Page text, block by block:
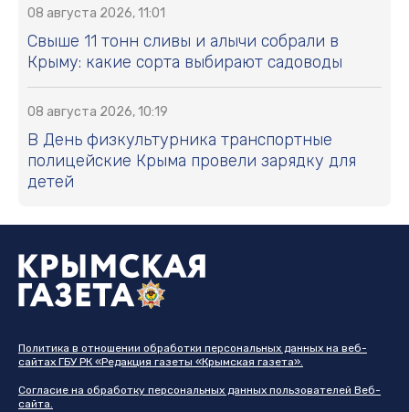
08 августа 2026, 11:01
Свыше 11 тонн сливы и алычи собрали в
Крыму: какие сорта выбирают садоводы
08 августа 2026, 10:19
В День физкультурника транспортные
полицейские Крыма провели зарядку для
детей
Политика в отношении обработки персональных данных на веб-
сайтах ГБУ РК «Редакция газеты «Крымская газета».
Согласие на обработку персональных данных пользователей Веб-
сайта.